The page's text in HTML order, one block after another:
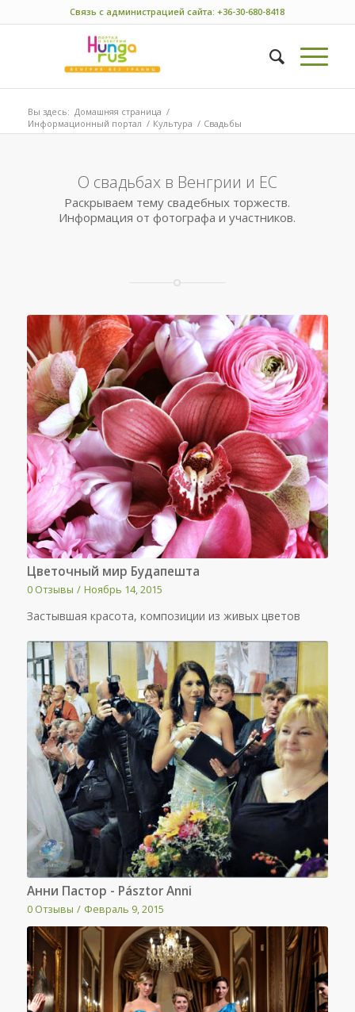
Связь с администрацией сайта: +36-30-680-8418
Вы здесь: Домашняя страница /
Информационный портал / Культура / Свадьбы
О свадьбах в Венгрии и ЕС
Раскрываем тему свадебных торжеств.
Информация от фотографа и участников.
Цветочный мир Будапешта
0 Отзывы / Ноябрь 14, 2015
Застывшая красота, композиции из живых цветов
Анни Пастор - Pásztor Anni
0 Отзывы / Февраль 9, 2015